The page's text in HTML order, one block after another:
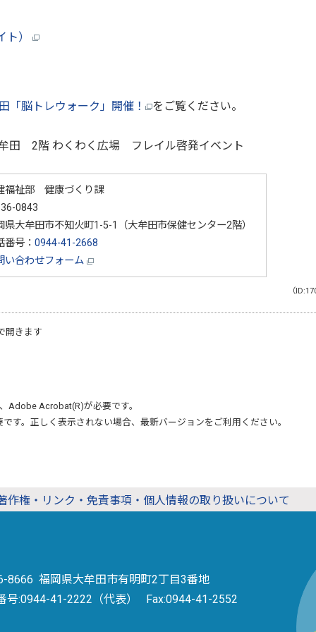
ト）
「脳トレウォーク」開催！ をご覧ください。
牟田 2階 わくわく広場 フレイル啓発イベント
福祉部 健康づくり課
0843
県大牟田市不知火町1-5-1（大牟田市保健センター2階）
番号： 0944-41-2668
い合わせフォーム
（
開きます
Adobe Acrobat(R)が必要です。
です。正しく表示されない場合、最新バージョンをご利用ください。
作権・リンク・免責事項・個人情報の取り扱いについて
8666 福岡県大牟田市有明町2丁目3番地
号:0944-41-2222（代表） Fax:0944-41-2552